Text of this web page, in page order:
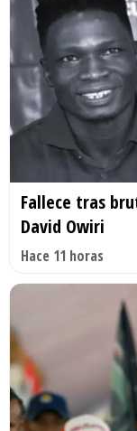
Fallece tras
David Owiri
Hace 11 horas